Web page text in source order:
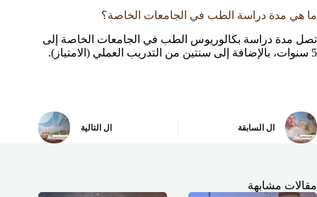
ما هي مدة دراسة الطب في الجامعات الخاصة؟
تصل مدة دراسة بكالوريوس الطب في الجامعات الخاصة إلى
5 سنوات، بالإضافة إلى سنتين من التدريب العملي (الامتياز).
ال السابقة ال التالية
مقالات مشابهة